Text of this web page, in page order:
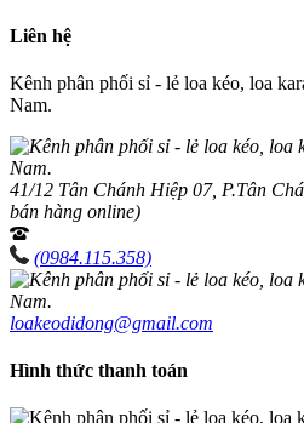
Liên hệ
Kênh phân phối sỉ - lẻ loa kéo, loa
Nam.
41/12 Tân Chánh Hiệp 07, P.Tân
bán hàng online)
(0984.115.358)
loakeodidong@gmail.com
Hình thức thanh toán